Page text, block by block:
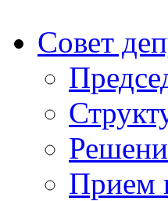
Совет
Прием